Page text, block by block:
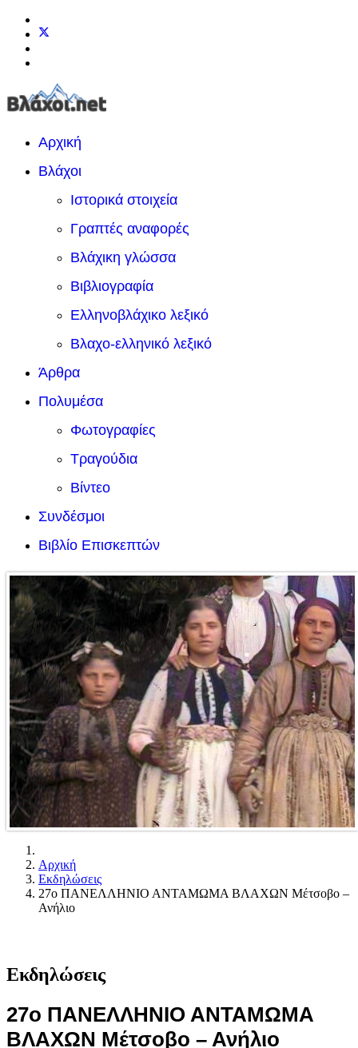
Αρχική
Βλάχοι
Ιστορικά στοιχεία
Γραπτές αναφορές
Βλάχικη γλώσσα
Βιβλιογραφία
Ελληνοβλάχικο λεξικό
Βλαχο-ελληνικό λεξικό
Άρθρα
Πολυμέσα
Φωτογραφίες
Τραγούδια
Βίντεο
Συνδέσμοι
Βιβλίο Επισκεπτών
Αρχική
Εκδηλώσεις
27ο ΠΑΝΕΛΛΗΝΙΟ ΑΝΤΑΜΩΜΑ ΒΛΑΧΩΝ Μέτσοβο –
Ανήλιο
Εκδηλώσεις
27ο ΠΑΝΕΛΛΗΝΙΟ ΑΝΤΑΜΩΜΑ
ΒΛΑΧΩΝ Μέτσοβο – Ανήλιο